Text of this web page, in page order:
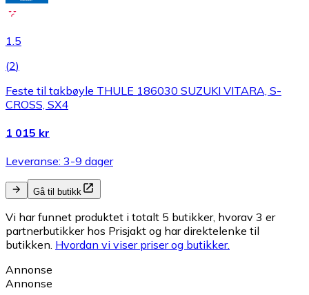
1.5
(2)
Feste til takbøyle THULE 186030 SUZUKI VITARA, S-
CROSS, SX4
1 015 kr
Leveranse: 3-9 dager
Gå til butikk
Vi har funnet produktet i totalt 5 butikker, hvorav 3 er
partnerbutikker hos Prisjakt og har direktelenke til
butikken. Hvordan vi viser priser og butikker.
Annonse
Annonse